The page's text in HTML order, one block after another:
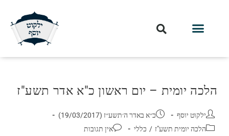
הלכה יומית – יום ראשון כ"א אדר תשע"ז
ילקוט יוסף
כ״א באדר ה׳תשע״ז (19/03/2017)
הלכה יומית תשע"ז / כללי אין תגובות